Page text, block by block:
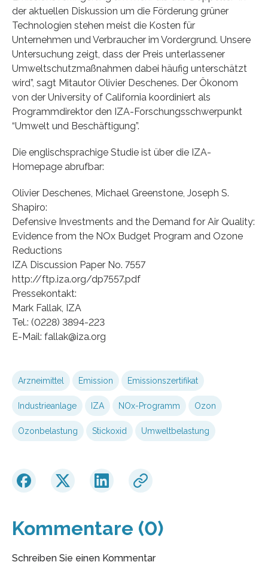
der aktuellen Diskussion um die Förderung grüner
Technologien stehen meist die Kosten für
Unternehmen und Verbraucher im Vordergrund. Unsere
Untersuchung zeigt, dass der Preis unterlassener
Umweltschutzmaßnahmen dabei häufig unterschätzt
wird”, sagt Mitautor Olivier Deschenes. Der Ökonom
von der University of California koordiniert als
Programmdirektor den IZA-Forschungsschwerpunkt
“Umwelt und Beschäftigung”.
Die englischsprachige Studie ist über die IZA-
Homepage abrufbar:
Olivier Deschenes, Michael Greenstone, Joseph S.
Shapiro:
Defensive Investments and the Demand for Air Quality:
Evidence from the NOx Budget Program and Ozone
Reductions
IZA Discussion Paper No. 7557
http://ftp.iza.org/dp7557.pdf
Pressekontakt:
Mark Fallak, IZA
Tel.: (0228) 3894-223
E-Mail: fallak@iza.org
Arzneimittel Emission Emissionszertifikat
Industrieanlage IZA NOx-Programm Ozon
Ozonbelastung Stickoxid Umweltbelastung
Kommentare (0)
Schreiben Sie einen Kommentar